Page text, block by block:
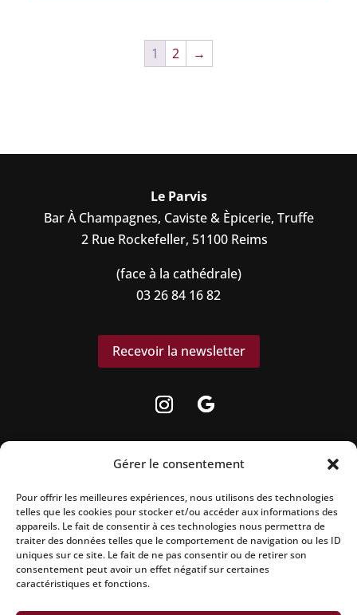
Gérer le consentement
Pour offrir les meilleures expériences, nous utilisons des technologies
telles que les cookies pour stocker et/ou accéder aux informations des
appareils. Le fait de consentir à ces technologies nous permettra de
traiter des données telles que le comportement de navigation ou les ID
uniques sur ce site. Le fait de ne pas consentir ou de retirer son
consentement peut avoir un effet négatif sur certaines
caractéristiques et fonctions.
1 2 →
Le Parvis
Bar À Champagnes, Caviste & Èpicerie, Truffe
2 Rue Rockefeller, 51100 Reims
(face à la cathédrale)
03 26 84 16 82
Recevoir la newsletter
La vente d’alcool est strictement interdite
aux mineurs.
L’abus d’alcool est dangereux pour la
santé, à consommer avec modération.